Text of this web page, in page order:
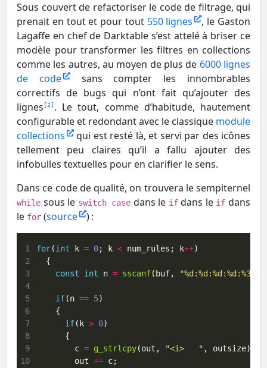
Sous couvert de refactoriser le code de filtrage, qui
prenait en tout et pour tout 550 lignes , le Gaston
Lagaffe en chef de Darktable s’est attelé à briser ce
modèle pour transformer les filtres en collections
comme les autres, au moyen de plus de 6000 lignes
de code
sans compter les innombrables
correctifs de bugs qui n’ont fait qu’ajouter des
lignes
2
. Le tout, comme d’habitude, hautement
configurable et redondant avec le classique module
collections
qui est resté là, et servi par des icônes
tellement peu claires qu’il a fallu ajouter des
infobulles textuelles pour en clarifier le sens.
Dans ce code de qualité, on trouvera le sempiternel
while sous le switch case dans le ifdans le if dans
le for (source ) :
1 for(int k = 0; k < num_rules; k++
2
3
const int n = sscanf(buf,
4
5
if(n == 5
6
7
if(k > 0
8
9
        c
= g_strlcpy(out, "<i>   "
10
        out
+=